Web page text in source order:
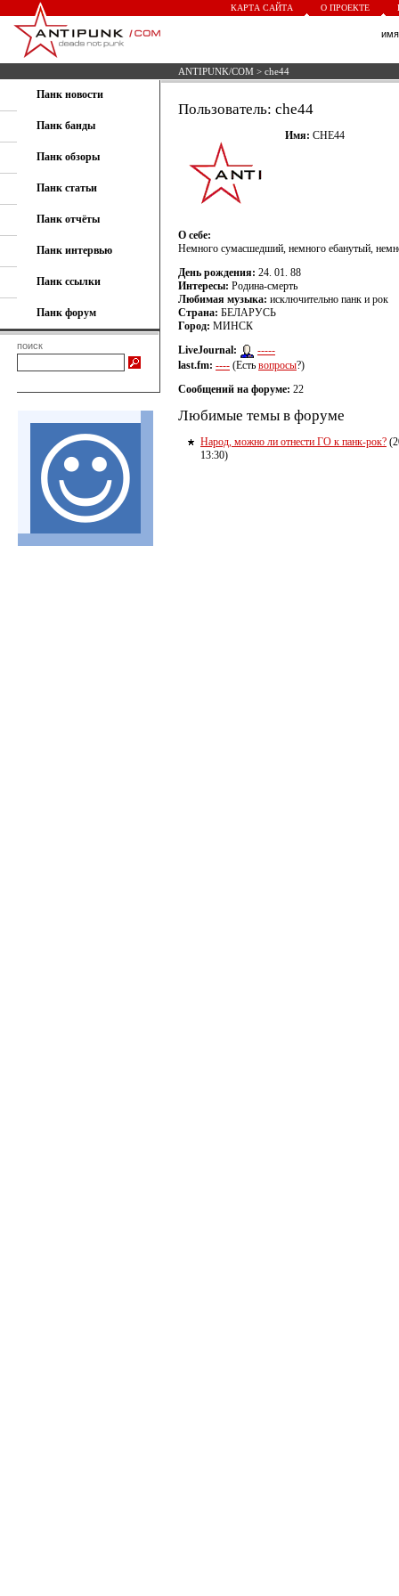
КАРТА САЙТА О ПРОЕКТЕ
ANTIPUNK/COM > che44
Панк новости
Панк банды
Панк обзоры
Панк статьи
Панк отчёты
Панк интервью
Панк ссылки
Панк форум
поиск
Пользователь: che44
Имя: CHE44
О себе:
Немного сумасшедший, немного ебанутый,
День рождения: 24. 01. 88
Интересы: Родина-смерть
Любимая музыка: исключительно панк и рок
Страна: БЕЛАРУСЬ
Город: МИНСК
LiveJournal:
-----
last.fm: ---- (Есть вопросы?)
Сообщений на форуме: 22
Любимые темы в форуме
Народ, можно ли отнести ГО к панк-рок?
13:30)